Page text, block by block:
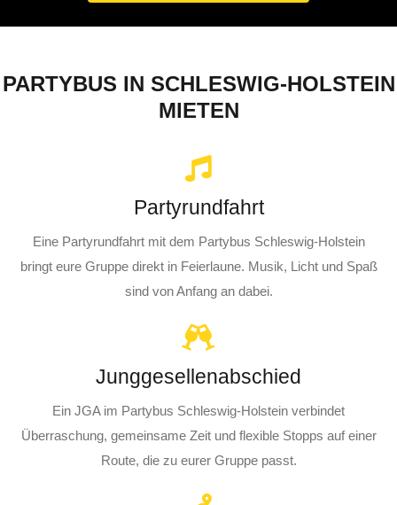
PARTYBUS IN SCHLESWIG-HOLSTEIN
MIETEN
Partyrundfahrt
Eine Partyrundfahrt mit dem Partybus Schleswig-Holstein
bringt eure Gruppe direkt in Feierlaune. Musik, Licht und Spaß
sind von Anfang an dabei.
Junggesellenabschied
Ein JGA im Partybus Schleswig-Holstein verbindet
Überraschung, gemeinsame Zeit und flexible Stopps auf einer
Route, die zu eurer Gruppe passt.